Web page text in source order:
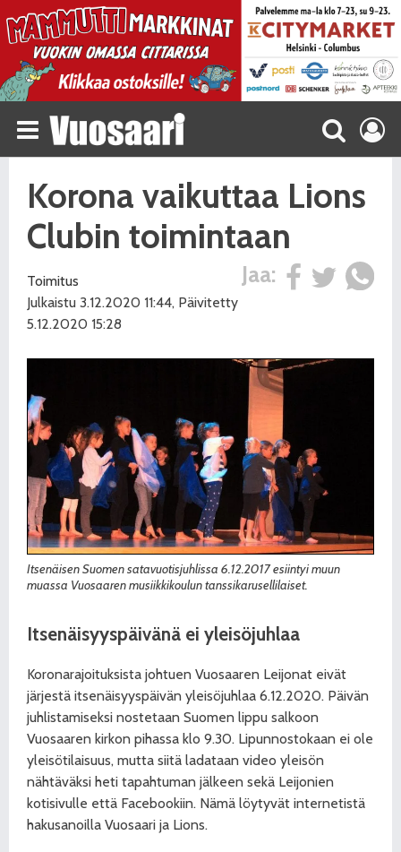
Korona vaikuttaa Lions
Clubin toimintaan
Jaa:
Toimitus
Julkaistu 3.12.2020 11:44, Päivitetty
5.12.2020 15:28
Itsenäisen Suomen satavuotisjuhlissa 6.12.2017 esiintyi muun
muassa Vuosaaren musiikkikoulun tanssikarusellilaiset.
Itsenäisyyspäivänä ei yleisöjuhlaa
Koronarajoituksista johtuen Vuosaaren Leijonat eivät
järjestä itsenäisyyspäivän yleisöjuhlaa 6.12.2020. Päivän
juhlistamiseksi nostetaan Suomen lippu salkoon
Vuosaaren kirkon pihassa klo 9.30. Lipunnostokaan ei ole
yleisötilaisuus, mutta siitä ladataan video yleisön
nähtäväksi heti tapahtuman jälkeen sekä Leijonien
kotisivulle että Facebookiin. Nämä löytyvät internetistä
hakusanoilla Vuosaari ja Lions.